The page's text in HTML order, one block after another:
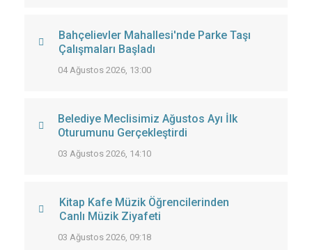
Bahçelievler Mahallesi'nde Parke Taşı
Çalışmaları Başladı
04 Ağustos 2026, 13:00
Belediye Meclisimiz Ağustos Ayı İlk
Oturumunu Gerçekleştirdi
03 Ağustos 2026, 14:10
Kitap Kafe Müzik Öğrencilerinden
Canlı Müzik Ziyafeti
03 Ağustos 2026, 09:18